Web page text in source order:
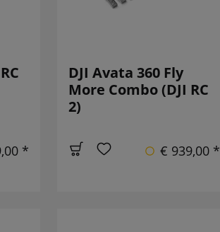
*
DJI Avata 360 Fly
More Combo (DJI RC
2)
€ 939,00 *